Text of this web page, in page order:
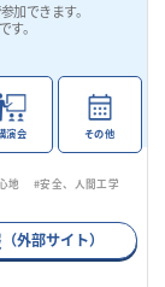
加できます。
す。
演会 その他
地
#安全、人間工学
（外部サイト）